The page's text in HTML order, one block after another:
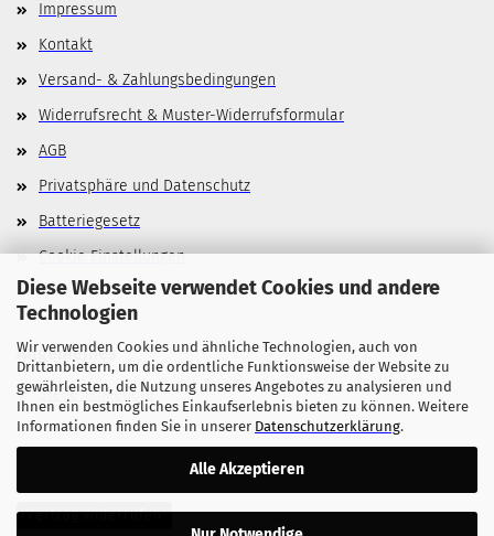
Diese Webseite verwendet Cookies und andere
Technologien
Wir verwenden Cookies und ähnliche Technologien, auch von
Drittanbietern, um die ordentliche Funktionsweise der Website zu
gewährleisten, die Nutzung unseres Angebotes zu analysieren und
Ihnen ein bestmögliches Einkaufserlebnis bieten zu können. Weitere
Informationen finden Sie in unserer Datenschutzerklärung.
Alle Akzeptieren
Impressum
Kontakt
Versand- & Zahlungsbedingungen
Widerrufsrecht & Muster-Widerrufsformular
AGB
Privatsphäre und Datenschutz
Batteriegesetz
Cookie Einstellungen
Allgemeines
Stellenangebote
Vertrag widerrufen